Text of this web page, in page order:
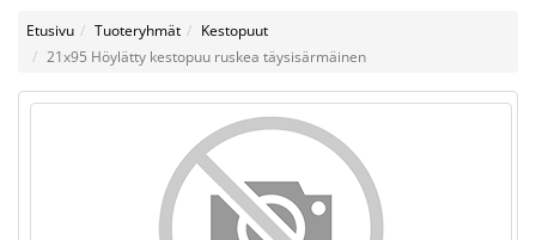
Etusivu Tuoteryhmät
Kestopuut
21x95 Höylätty kestopuu ruskea täysisärmäinen